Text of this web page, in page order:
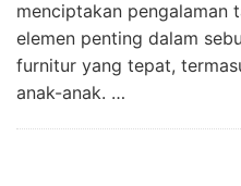
menciptakan pengalaman
elemen penting dalam
furnitur yang tepat,
anak-anak. …